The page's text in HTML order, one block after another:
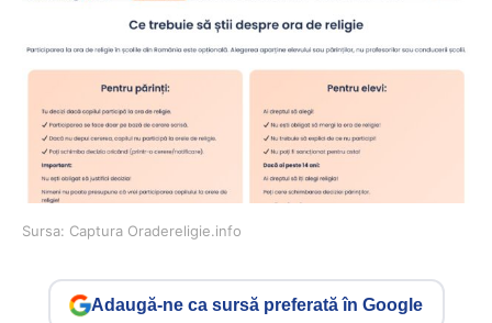
Sursa: Captura Oradereligie.info
Adaugă-ne ca sursă preferată în Google